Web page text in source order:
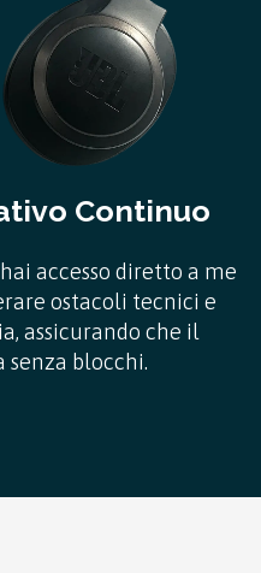
Continuo
accesso diretto a me
ostacoli tecnici e
assicurando che il
senza blocchi.